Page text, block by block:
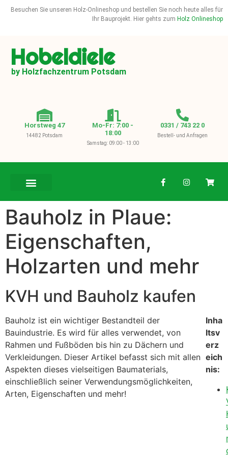
Besuchen Sie unseren Holz-Onlineshop und bestellen Sie noch heute alles für
Ihr Bauprojekt. Hier gehts zum Holz Onlineshop
Hobeldiele
by Holzfachzentrum Potsdam
Horstweg 47
14482 Potsdam
Mo-Fr: 7:00 -
18:00
Samstag: 09:00 - 13:00
0331 / 743 22 0
Bestell- und Anfragen
Bauholz in Plaue:
Eigenschaften,
Holzarten und mehr
KVH und Bauholz kaufen
Bauholz ist ein wichtiger Bestandteil der
Bauindustrie. Es wird für alles verwendet, von
Rahmen und Fußböden bis hin zu Dächern und
Verkleidungen. Dieser Artikel befasst sich mit allen
Aspekten dieses vielseitigen Baumaterials,
einschließlich seiner Verwendungsmöglichkeiten,
Arten, Eigenschaften und mehr!
Inha
ltsv
erz
eich
nis: